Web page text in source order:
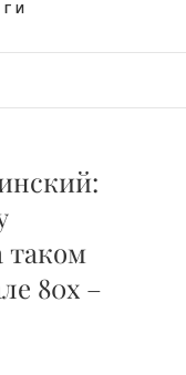
таком
80х –